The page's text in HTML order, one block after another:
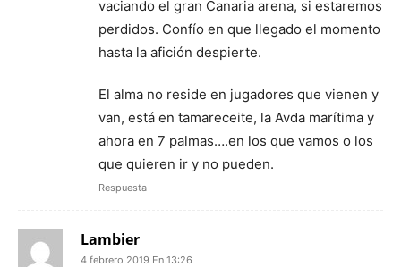
vaciando el gran Canaria arena, si estaremos
perdidos. Confío en que llegado el momento
hasta la afición despierte.
El alma no reside en jugadores que vienen y
van, está en tamareceite, la Avda marítima y
ahora en 7 palmas….en los que vamos o los
que quieren ir y no pueden.
Respuesta
Lambier
4 febrero 2019 En 13:26